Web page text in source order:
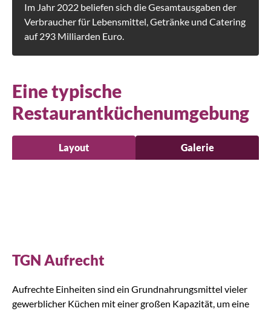
Im Jahr 2022 beliefen sich die Gesamtausgaben der
Verbraucher für Lebensmittel, Getränke und Catering
auf 293 Milliarden Euro.
Eine typische
Restaurantküchenumgebung
Layout Galerie
TGN Aufrecht
Aufrechte Einheiten sind ein Grundnahrungsmittel vieler
gewerblicher Küchen mit einer großen Kapazität, um eine